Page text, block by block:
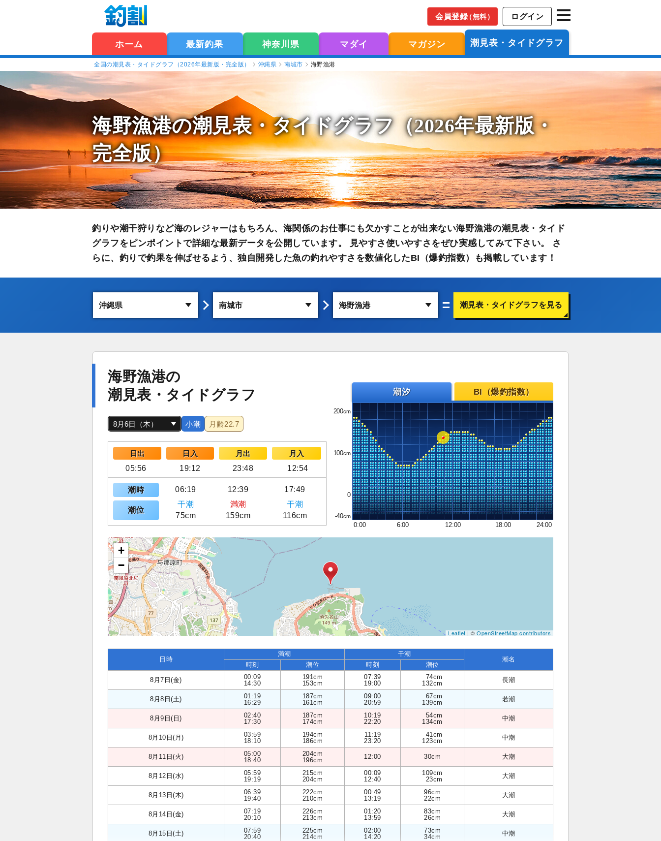
会員登録（無料） ログイン
ホーム 最新釣果 神奈川県 マダイ マガジン 潮見表・タイドグラフ
全国の潮見表・タイドグラフ（2026年最新版・完全版） 沖縄県 南城市 海野漁港
海野漁港の潮見表・タイドグラフ（2026年最新版・
完全版）
釣りや潮干狩りなど海のレジャーはもちろん、海関係のお仕事にも欠かすことが出来ない海野漁港の潮見表・タイド
グラフをピンポイントで詳細な最新データを公開しています。 見やすさ使いやすさをぜひ実感してみて下さい。 さ
らに、釣りで釣果を伸ばせるよう、独自開発した魚の釣れやすさを数値化したBI（爆釣指数）も掲載しています！
潮見表・タイドグラフを見る
海野漁港の
潮見表・タイドグラフ
小潮 月齢22.7
日出 日入 月出
月入
05:56
19:12 23:48 12:54
潮時 06:19 12:39 17:49
潮位
干潮 満潮
干潮
75cm
159cm 116cm
潮汐 BI（爆釣指数）
200
100
0
-40
0:00
6:00 12:00 18:00 24:00
+
−
Leaflet| ©OpenStreetMap contributors
日時
満潮 干潮
潮名
時刻 潮位 時刻 潮位
8月7日(金)
00:09
14:30
191cm
153cm
07:39
19:00
74cm
132cm
長潮
8月8日(土)
01:19
16:29
187cm
161cm
09:00
20:59
67cm
139cm
若潮
8月9日(日)
02:40
17:30
187cm
174cm
10:19
22:20
54cm
134cm
中潮
8月10日(月)
03:59
18:10
194cm
186cm
11:19
23:20
41cm
123cm
中潮
8月11日(火)
05:00
18:40
204cm
196cm
12:00 30cm 大潮
8月12日(水)
05:59
19:19
215cm
204cm
00:09
12:40
109cm
23cm
大潮
8月13日(木)
06:39
19:40
222cm
210cm
00:49
13:19
96cm
22cm
大潮
8月14日(金)
07:19
20:10
226cm
213cm
01:20
13:59
83cm
26cm
大潮
8月15日(土)
07:59
20:40
225cm
214cm
02:00
14:20
73cm
34cm
中潮